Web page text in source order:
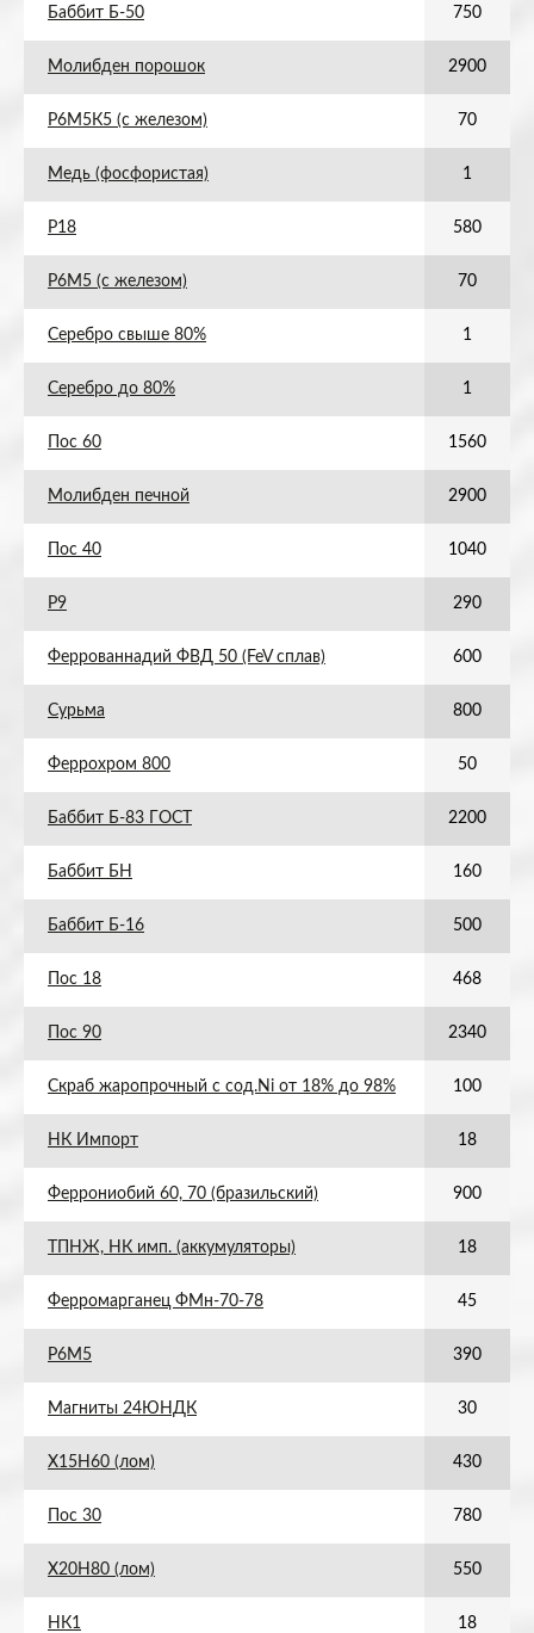
Баббит Б-50 750
Молибден порошок 2900
Р6М5К5 (с железом) 70
Медь (фосфористая) 1
Р18 580
Р6М5 (с железом) 70
Серебро свыше 80% 1
Серебро до 80% 1
Пос 60 1560
Молибден печной 2900
Пос 40 1040
Р9 290
Феррованнадий ФВД 50 (FeV сплав) 600
Сурьма 800
Феррохром 800 50
Баббит Б-83 ГОСТ 2200
Баббит БН 160
Баббит Б-16 500
Пос 18 468
Пос 90 2340
Скраб жаропрочный с сод.Ni от 18% до 98% 100
НК Импорт 18
Феррониобий 60, 70 (бразильский) 900
ТПНЖ, НК имп. (аккумуляторы) 18
Ферромарганец ФМн-70-78 45
Р6М5 390
Магниты 24ЮНДК 30
Х15Н60 (лом) 430
Пос 30 780
Х20Н80 (лом) 550
НК1 18